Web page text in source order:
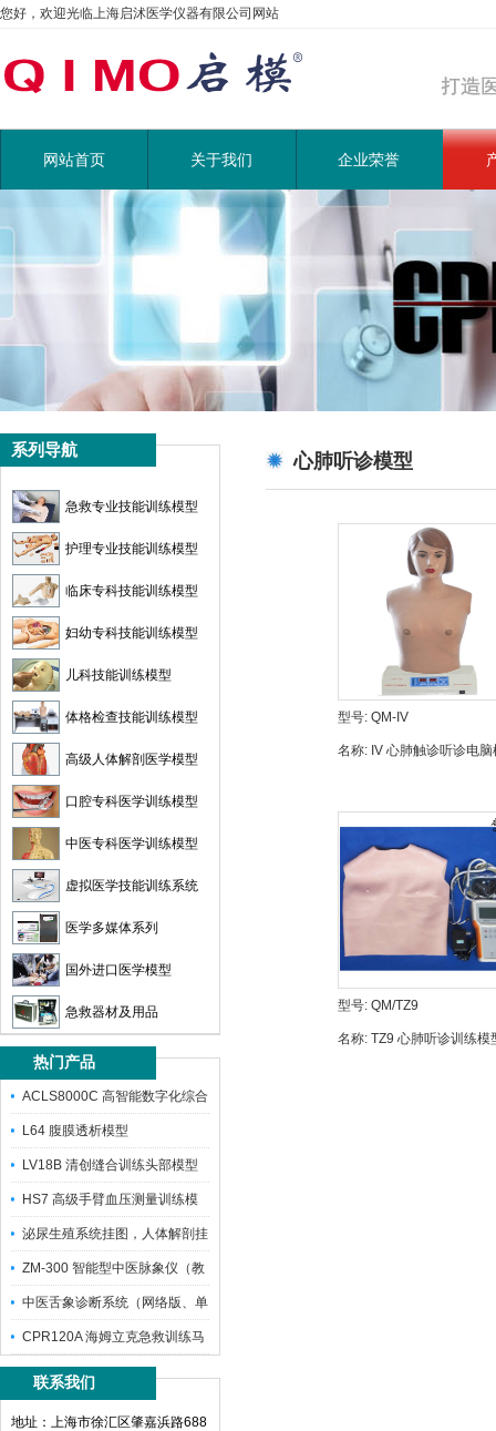
您好，欢迎光临上海启沭医学仪器有限公司网站
网站首页 关于我们 企业荣誉
系列导航
急救专业技能训练模型
护理专业技能训练模型
临床专科技能训练模型
妇幼专科技能训练模型
儿科技能训练模型
体格检查技能训练模型
高级人体解剖医学模型
口腔专科医学训练模型
中医专科医学训练模型
虚拟医学技能训练系统
医学多媒体系列
国外进口医学模型
急救器材及用品
热门产品
ACLS8000C 高智能数字化综合
L64 腹膜透析模型
LV18B 清创缝合训练头部模型
HS7 高级手臂血压测量训练模
型
泌尿生殖系统挂图，人体解剖挂
图
ZM-300 智能型中医脉象仪（教
学
中医舌象诊断系统（网络版、单
机版）（
CPR120A 海姆立克急救训练马
甲
联系我们
地址：上海市徐汇区肇嘉浜路688
心肺听诊模型
型号: QM-IV
名称: IV 心肺触诊听诊电脑
型号: QM/TZ9
名称: TZ9 心肺听诊训练模